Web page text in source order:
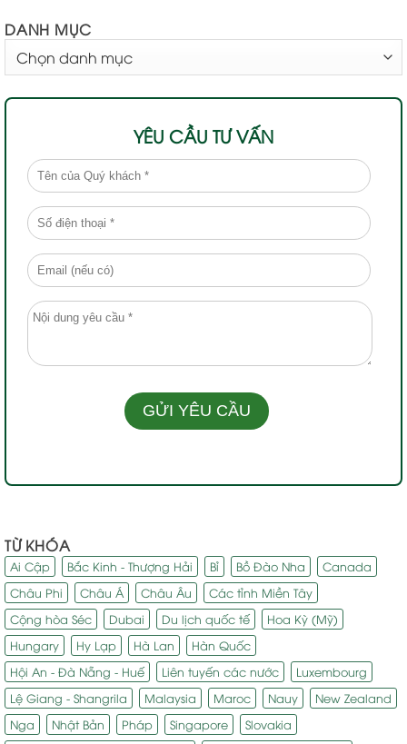
DANH MỤC
MỤC
YÊU CẦU TƯ VẤN
TỪ KHÓA
Ai Cập Bắc Kinh - Thượng Hải Bỉ Bồ Đào Nha
Canada
Châu Phi
Châu Á Châu Âu
Các tỉnh Miền Tây
Cộng hòa Séc
Dubai Du lịch quốc tế
Hoa Kỳ (Mỹ)
Hungary
Hy Lạp Hà Lan
Hàn Quốc
Hội An - Đà Nẵng - Huế
Liên tuyến các nước
Luxembourg
Lệ Giang - Shangrila
Malaysia Maroc Nauy
New Zealand
Nga
Nhật Bản Pháp Singapore
Slovakia